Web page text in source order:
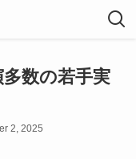
数の若手実
2, 2025